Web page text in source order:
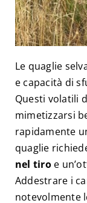
Le quaglie
e capacità di
Questi volatili
mimetizzarsi
rapidamente
quaglie
nel tiroe
Addestrare i
notevolmente